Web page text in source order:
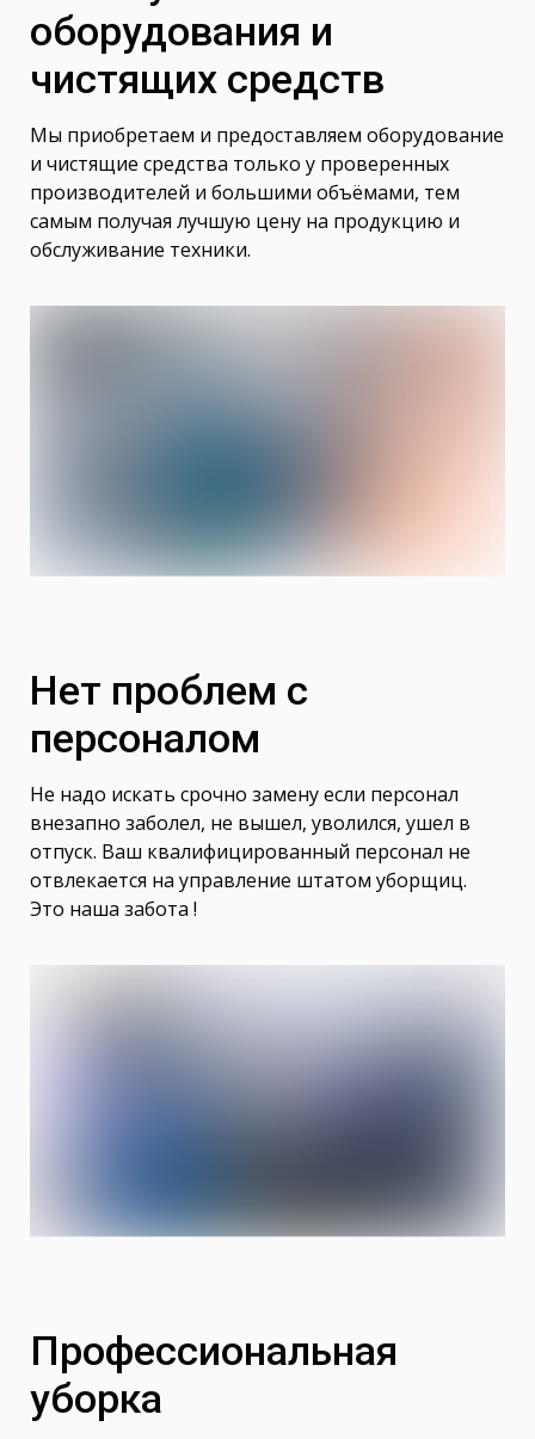
оборудования и
чистящих средств
Мы приобретаем и предоставляем оборудование
и чистящие средства только у проверенных
производителей и большими объёмами, тем
самым получая лучшую цену на продукцию и
обслуживание техники.
Нет проблем с
персоналом
Не надо искать срочно замену если персонал
внезапно заболел, не вышел, уволился, ушел в
отпуск. Ваш квалифицированный персонал не
отвлекается на управление штатом уборщиц.
Это наша забота !
Профессиональная
уборка